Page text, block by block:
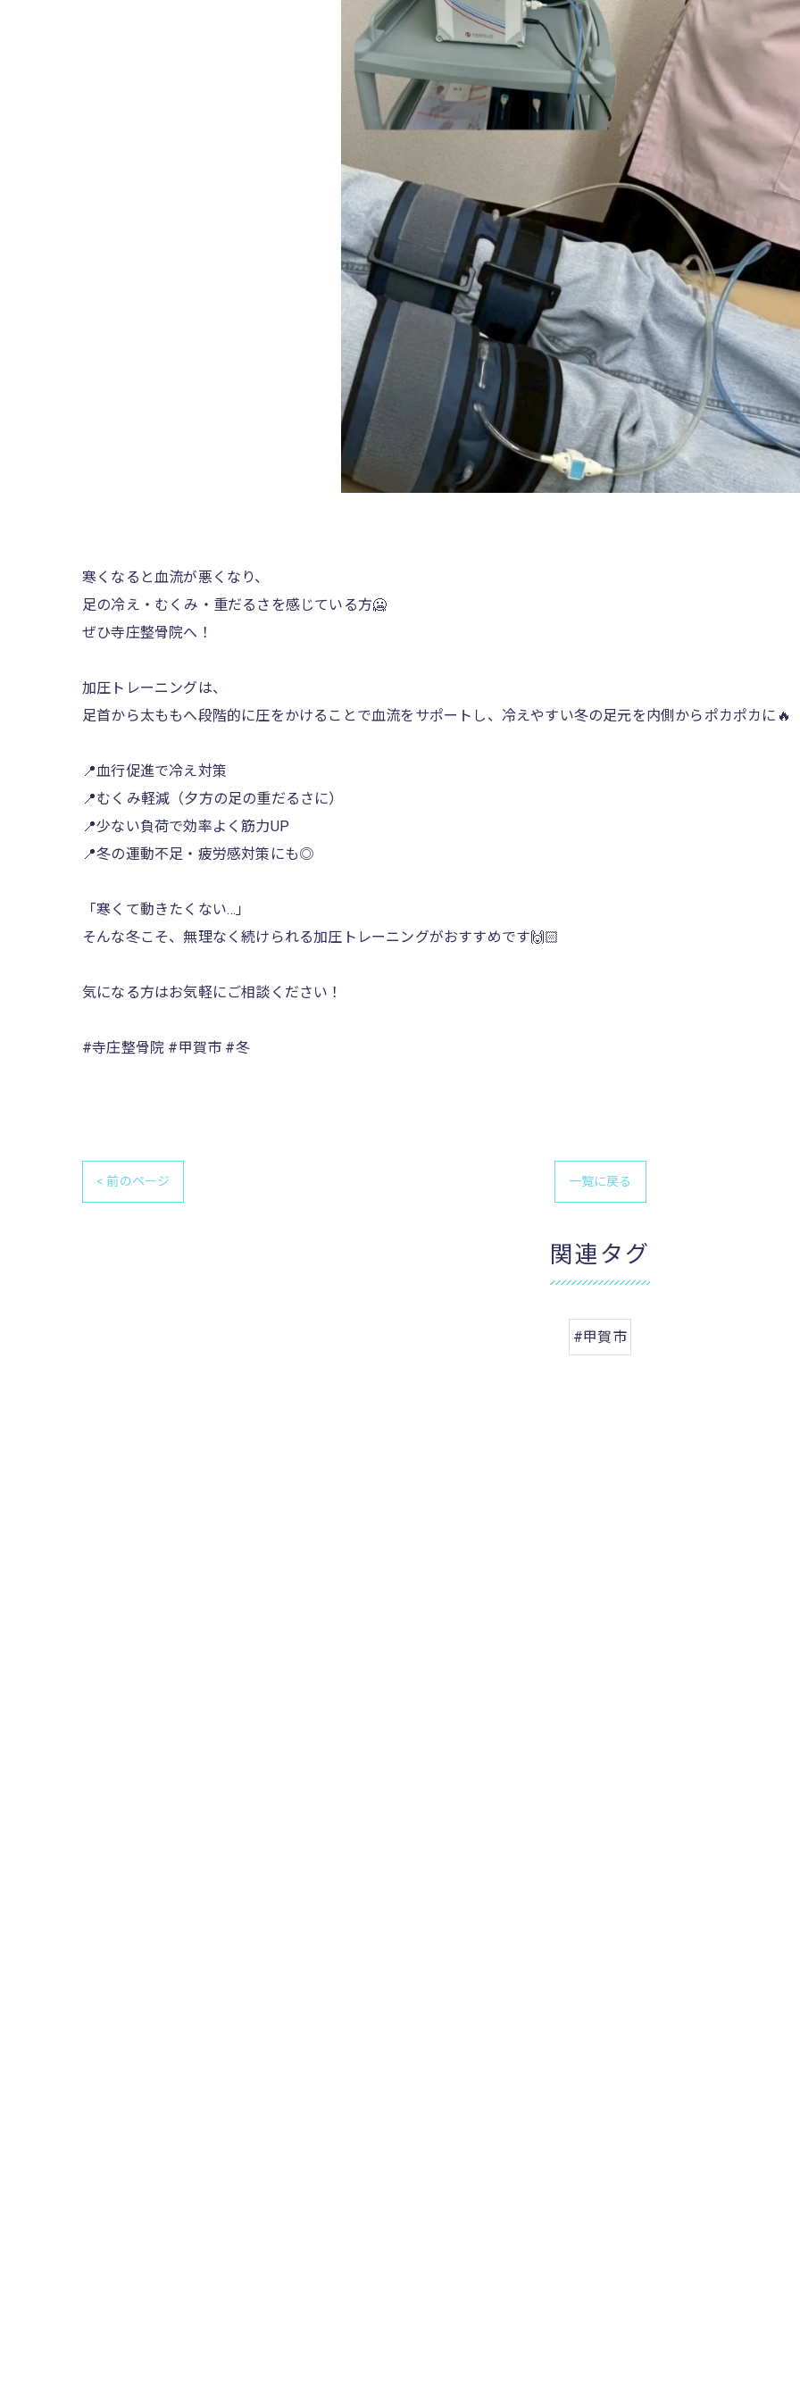
寒くなると血流が悪くなり、
足の冷え・むくみ・重だるさを感じている方🥶
ぜひ寺庄整骨院へ！
加圧トレーニングは、
足首から太ももへ段階的に圧をかけることで血流をサポートし、冷えやすい冬の足元を内側からポカポカに🔥
📍血行促進で冷え対策
📍むくみ軽減（夕方の足の重だるさに）
📍少ない負荷で効率よく筋力UP
📍冬の運動不足・疲労感対策にも◎
「寒くて動きたくない…」
そんな冬こそ、無理なく続けられる加圧トレーニングがおすすめです🙌🏻
気になる方はお気軽にご相談ください！
#寺庄整骨院 #甲賀市 #冬
< 前のページ 一覧に戻る
関連タグ
#甲賀市